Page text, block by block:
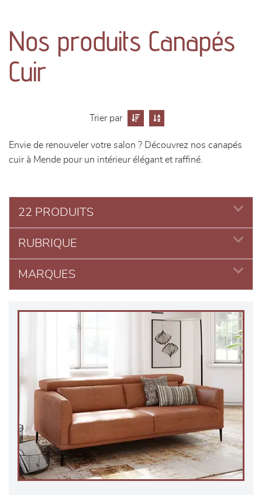
séjours
meubles de complément
Nos produits Canapés
Cuir
Trier par
Envie de renouveler votre salon ? Découvrez nos canapés
cuir à Mende pour un intérieur élégant et raffiné.
22 PRODUITS
RUBRIQUE
MARQUES